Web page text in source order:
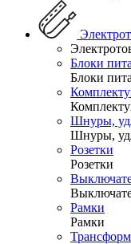
Блоки
Блоки
Шнуры,
Шнуры,
Розетки
Розетки
Рамки
Рамки